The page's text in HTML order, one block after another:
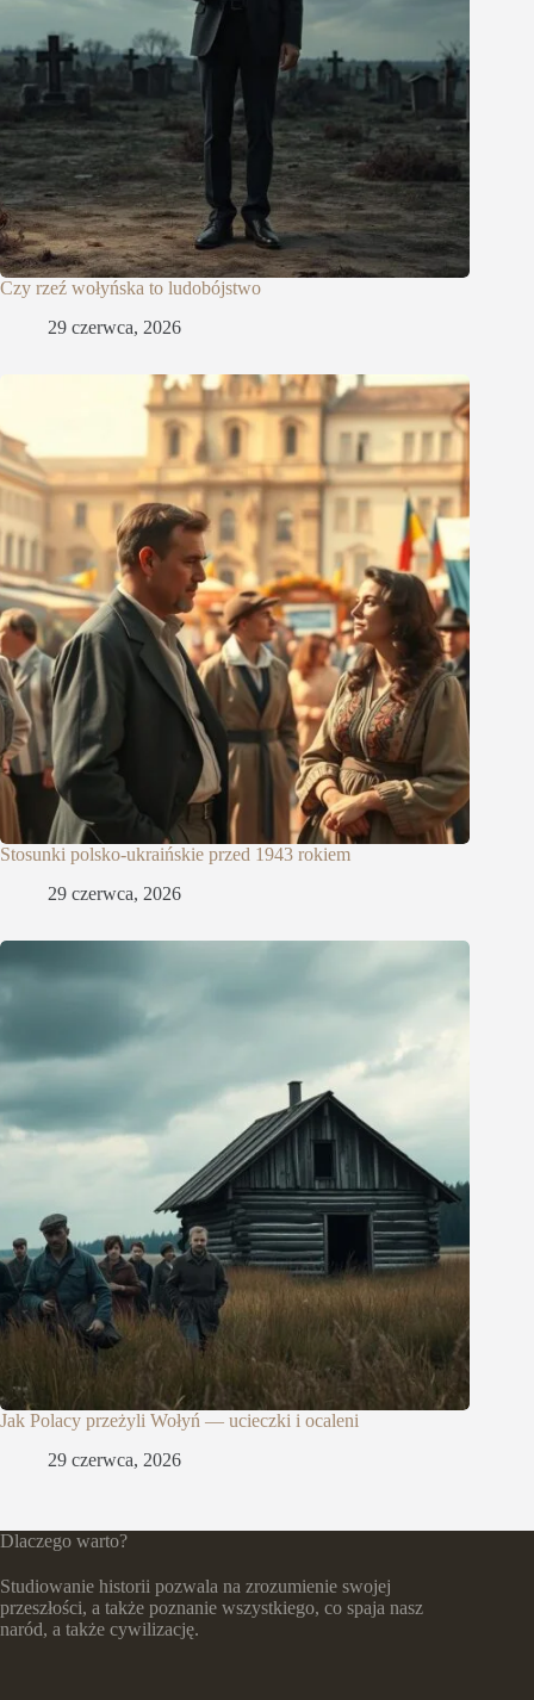
Czy rzeź wołyńska to ludobójstwo
29 czerwca, 2026
Stosunki polsko-ukraińskie przed 1943 rokiem
29 czerwca, 2026
Jak Polacy przeżyli Wołyń — ucieczki i ocaleni
29 czerwca, 2026
Dlaczego warto?
Studiowanie historii pozwala na zrozumienie swojej
przeszłości, a także poznanie wszystkiego, co spaja nasz
naród, a także cywilizację.